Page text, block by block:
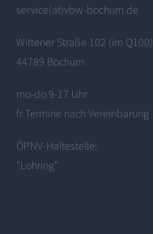
service(at)vbw-bochum.de
Wittener Straße 102 (im Q100)
44789 Bochum
mo-do 9-17 Uhr
fr Termine nach Vereinbarung
ÖPNV-Haltestelle:
"Lohring"